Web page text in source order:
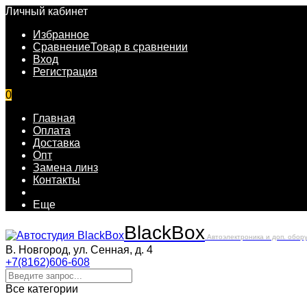
Личный кабинет
Избранное
СравнениеТовар в сравнении
Вход
Регистрация
0
Главная
Оплата
Доставка
Опт
Замена линз
Контакты
Еще
BlackBox Автоэлектроника и доп.
В. Новгород, ул. Сенная, д. 4
+7(8162)606-608
Все категории